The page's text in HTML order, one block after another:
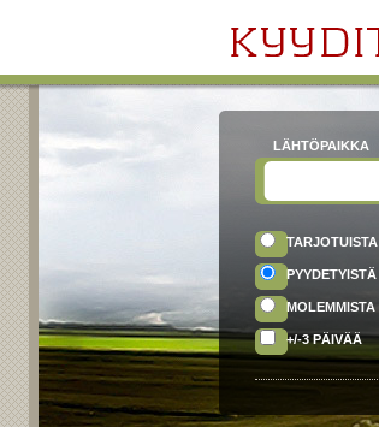
LÄHTÖPAIKKA
TARJOTUISTA
PYYDETYISTÄ
MOLEMMISTA
+/-3 PÄIVÄÄ